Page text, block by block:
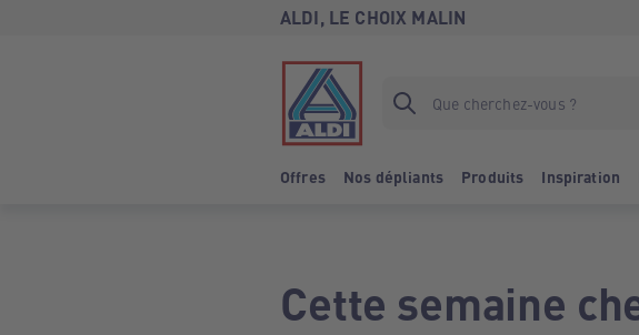
ALDI, LE CHOIX MALIN
Offres Nos dépliants Produits Inspiration
Cette semaine